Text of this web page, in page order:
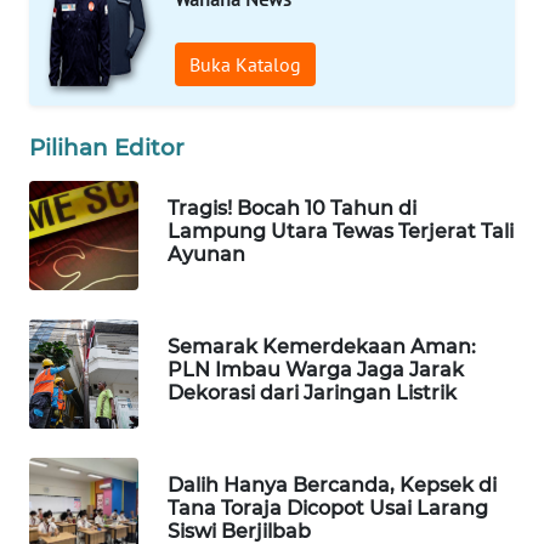
Buka Katalog
Pilihan Editor
Tragis! Bocah 10 Tahun di
Lampung Utara Tewas Terjerat Tali
Ayunan
Semarak Kemerdekaan Aman:
PLN Imbau Warga Jaga Jarak
Dekorasi dari Jaringan Listrik
Dalih Hanya Bercanda, Kepsek di
Tana Toraja Dicopot Usai Larang
Siswi Berjilbab
WAHANA
SPORT
UMKM
WAHANA
SELEB
PERSONA
WAHANA
OTOMOTIF
WAHANA
HEALTH